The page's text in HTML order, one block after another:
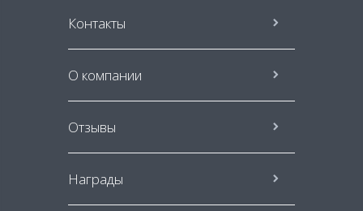
Контакты
О компании
Отзывы
Награды